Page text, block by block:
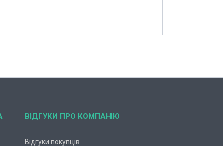
ВІДГУКИ ПРО КОМПАНІЮ
Відгуки покупців